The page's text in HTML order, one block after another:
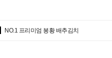
NO.1 프리미엄 봉황 배추김치